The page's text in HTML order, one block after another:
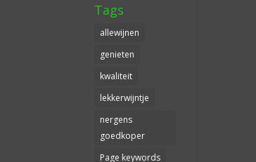
Tags
allewijnen
genieten
kwaliteit
lekkerwijntje
nergens
goedkoper
Page keywords